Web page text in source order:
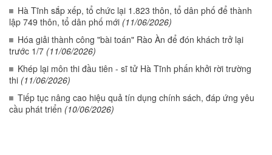
Hà Tĩnh sắp xếp, tổ chức lại 1.823 thôn, tổ dân phố để thành
lập 749 thôn, tổ dân phố mới (11/06/2026)
Hóa giải thành công "bài toán" Rào Àn để đón khách trở lại
trước 1/7 (11/06/2026)
Khép lại môn thi đầu tiên - sĩ tử Hà Tĩnh phấn khởi rời trường
thi (11/06/2026)
Tiếp tục nâng cao hiệu quả tín dụng chính sách, đáp ứng yêu
cầu phát triển (10/06/2026)